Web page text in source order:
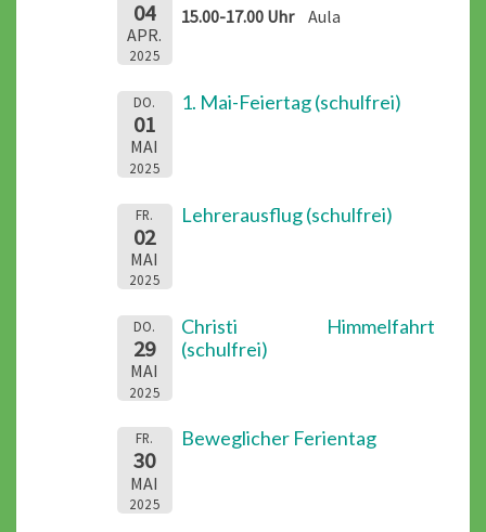
04
APR.
2025
15.00-17.00 Uhr Aula
DO.
01
MAI
2025
1. Mai-Feiertag (schulfrei)
FR.
02
MAI
2025
Lehrerausflug (schulfrei)
DO.
29
MAI
2025
Christi Himmelfahrt
(schulfrei)
FR.
30
MAI
2025
Beweglicher Ferientag